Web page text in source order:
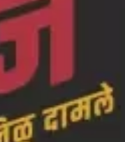
चीन भेटीतील भाषणे - रवींद्रनाथ टागोर
(अनुवाद सानिया कर्णिक )